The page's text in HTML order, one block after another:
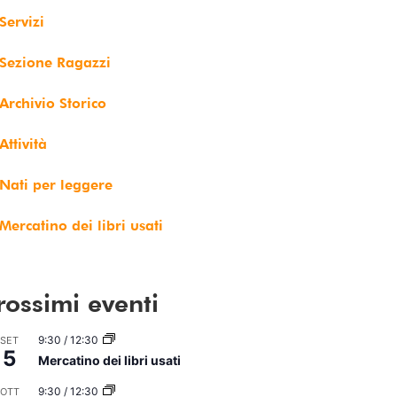
Ragazzi
Storico
per leggere
dei libri usati
eventi
SET
5
9:30 / 12:30
Mercatino dei libri usati
OTT 9:30 / 12:30